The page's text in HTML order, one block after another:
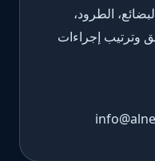
الطرود،
وترتيب إجراءات